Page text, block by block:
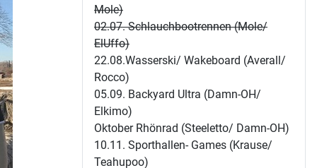
Mole)
02.07. Schlauchbootrennen (Mole/
ElUffo)
22.08.Wasserski/ Wakeboard (Averall/
Rocco)
05.09. Backyard Ultra (Damn-OH/
Elkimo)
Oktober Rhönrad (Steeletto/ Damn-OH)
10.11. Sporthallen- Games (Krause/
Teahupoo)